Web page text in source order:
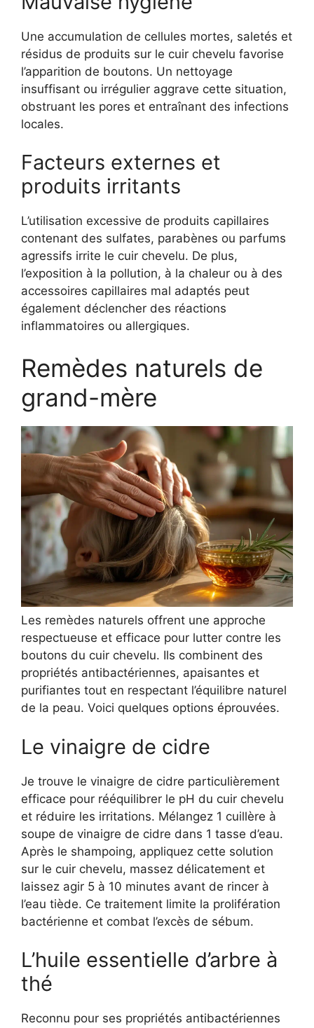
Une accumulation de cellules mortes, saletés et
résidus de produits sur le cuir chevelu favorise
l’apparition de boutons. Un nettoyage
insuffisant ou irrégulier aggrave cette situation,
obstruant les pores et entraînant des infections
locales.
Facteurs externes et
produits irritants
L’utilisation excessive de produits capillaires
contenant des sulfates, parabènes ou parfums
agressifs irrite le cuir chevelu. De plus,
l’exposition à la pollution, à la chaleur ou à des
accessoires capillaires mal adaptés peut
également déclencher des réactions
inflammatoires ou allergiques.
Remèdes naturels de
grand-mère
Les remèdes naturels offrent une approche
respectueuse et efficace pour lutter contre les
boutons du cuir chevelu. Ils combinent des
propriétés antibactériennes, apaisantes et
purifiantes tout en respectant l’équilibre naturel
de la peau. Voici quelques options éprouvées.
Le vinaigre de cidre
Je trouve le vinaigre de cidre particulièrement
efficace pour rééquilibrer le pH du cuir chevelu
et réduire les irritations. Mélangez 1 cuillère à
soupe de vinaigre de cidre dans 1 tasse d’eau.
Après le shampoing, appliquez cette solution
sur le cuir chevelu, massez délicatement et
laissez agir 5 à 10 minutes avant de rincer à
l’eau tiède. Ce traitement limite la prolifération
bactérienne et combat l’excès de sébum.
L’huile essentielle d’arbre à
thé
Reconnu pour ses propriétés antibactériennes